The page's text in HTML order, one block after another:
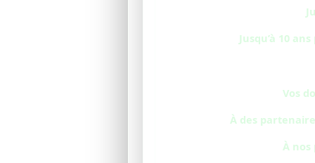
Jusqu’à 10
Vos
À des
À